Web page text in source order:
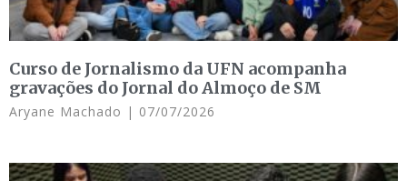
Curso de Jornalismo da UFN acompanha
gravações do Jornal do Almoço de SM
Aryane Machado 07/07/2026